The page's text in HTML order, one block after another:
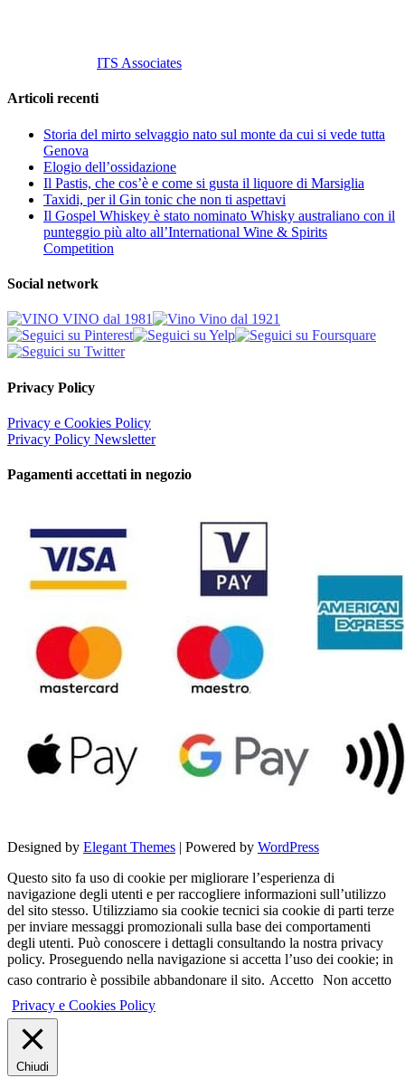
ITS Associates
Articoli recenti
Storia del mirto selvaggio nato sul monte da cui si vede tutta
Genova
Elogio dell’ossidazione
Il Pastis, che cos’è e come si gusta il liquore di Marsiglia
Taxidi, per il Gin tonic che non ti aspettavi
Il Gospel Whiskey è stato nominato Whisky australiano con il
punteggio più alto all’International Wine & Spirits
Competition
Social network
Privacy Policy
Privacy e Cookies Policy
Privacy Policy Newsletter
Pagamenti accettati in negozio
Designed by Elegant Themes | Powered by WordPress
Questo sito fa uso di cookie per migliorare l’esperienza di
navigazione degli utenti e per raccogliere informazioni sull’utilizzo
del sito stesso. Utilizziamo sia cookie tecnici sia cookie di parti terze
per inviare messaggi promozionali sulla base dei comportamenti
degli utenti. Può conoscere i dettagli consultando la nostra privacy
policy. Proseguendo nella navigazione si accetta l’uso dei cookie; in
caso contrario è possibile abbandonare il sito. Accetto Non accetto
Privacy e Cookies Policy
Chiudi